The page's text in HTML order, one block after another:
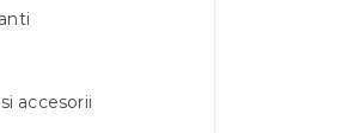
accesorii